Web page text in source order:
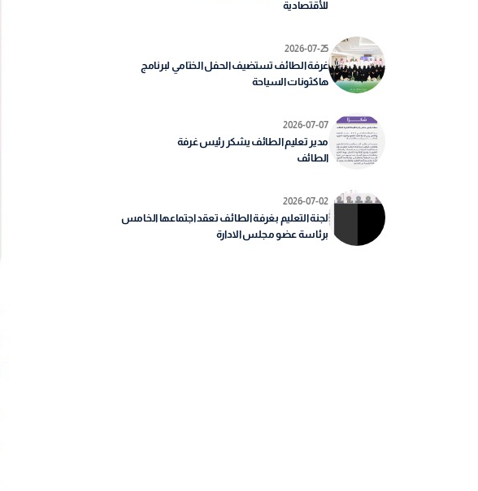
للأقتصادية
2026-07-25
غرفة الطائف تستضيف الحفل الختامي لبرنامج
هاكثونات السياحة
2026-07-07
مدير تعليم الطائف يشكر رئيس غرفة
الطائف
2026-07-02
لجنة التعليم بغرفة الطائف تعقد اجتماعها الخامس
برئاسة عضو مجلس الادارة